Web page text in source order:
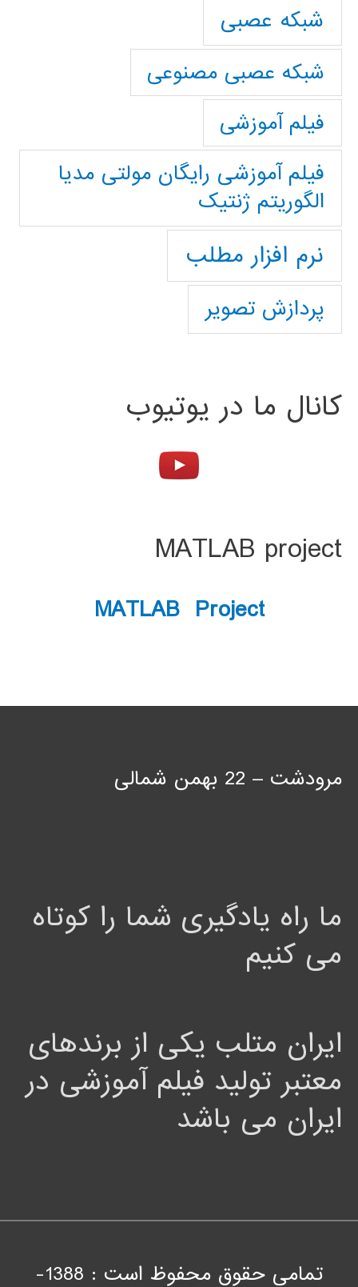
شبکه عصبی
شبکه عصبی مصنوعی
فیلم آموزشی
فیلم آموزشی رایگان مولتی مدیا
الگوریتم ژنتیک
نرم افزار مطلب
پردازش تصویر
کانال ما در یوتیوب
MATLAB project
MATLAB Project
مرودشت – 22 بهمن شمالی
ما راه یادگیری شما را کوتاه
می کنیم
ایران متلب یکی از برندهای
معتبر تولید فیلم آموزشی در
ایران می باشد
تمامی حقوق محفوظ است : 1388-